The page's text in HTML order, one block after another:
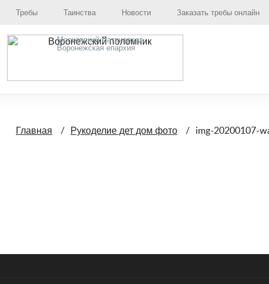
Требы Таинства Новости Заказать требы онлайн
Московский Патриархат,
Воронежская епархия
Главная Рукоделие дет дом фото img-20200107-